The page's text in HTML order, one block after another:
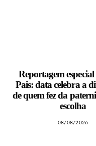
Reportagem
Pais: data celebra a
de quem fez da
escolha
08/08/2026